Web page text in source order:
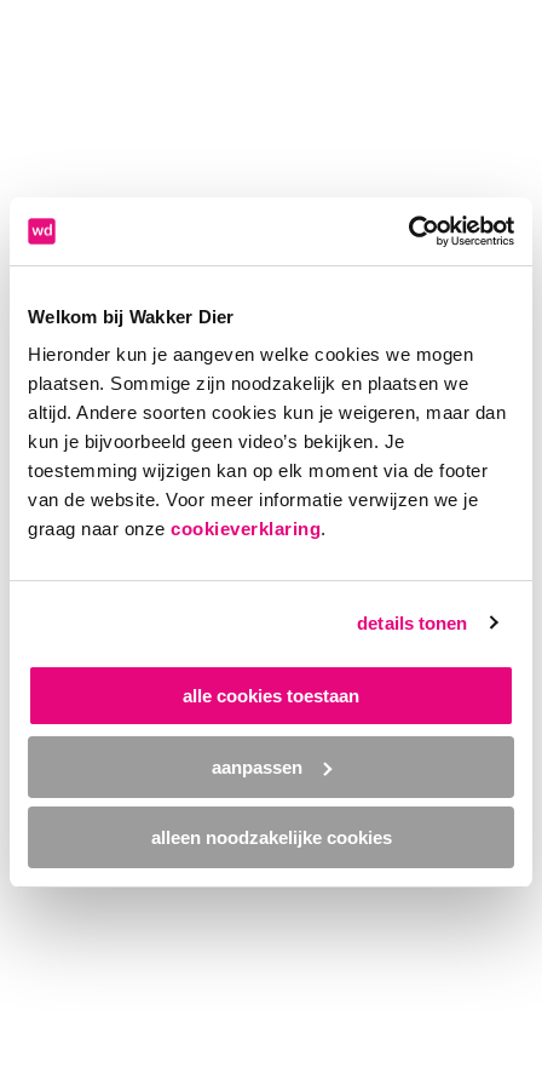
Welkom bij Wakker Dier
Hieronder kun je aangeven welke cookies we mogen
plaatsen. Sommige zijn noodzakelijk en plaatsen we
altijd. Andere soorten cookies kun je weigeren, maar dan
kun je bijvoorbeeld geen video’s bekijken. Je
toestemming wijzigen kan op elk moment via de footer
van de website. Voor meer informatie verwijzen we je
graag naar onze cookieverklaring.
details tonen
alle cookies toestaan
aanpassen
alleen noodzakelijke cookies
Application error: a client-side exception has occurred (see the